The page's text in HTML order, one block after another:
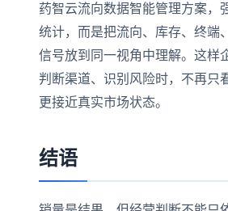
药智云流向数据智能管理方案，
统计，而是把流向、库存、终端
信号放到同一视角中理解。这样
判断渠道、识别风险时，不再只
更接近真实市场状态。
结语